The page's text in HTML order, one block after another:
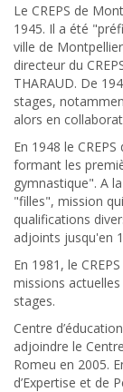
Le CREPS de
1945. Il a été
ville de
directeur du
THARAUD. De
stages,
alors en
En 1948 le
formant les
gymnastique". A
"filles", mission
qualifications
adjoints jusqu'en
En 1981, le
missions
stages.
Centre
adjoindre le
Romeu en 2005.
d’Expertise et de